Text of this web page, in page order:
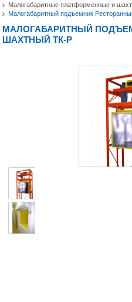
Малогабаритные платформенные и
Малогабаритный подъемник
МАЛОГАБАРИТНЫЙ
ШАХТНЫЙ ТК-Р